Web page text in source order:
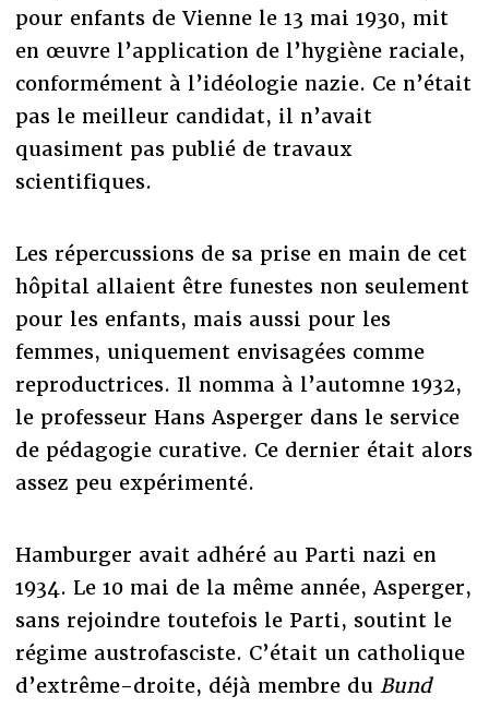
pour enfants de Vienne le 13 mai 1930, mit
en œuvre l’application de l’hygiène raciale,
conformément à l’idéologie nazie. Ce n’était
pas le meilleur candidat, il n’avait
quasiment pas publié de travaux
scientifiques.
Les répercussions de sa prise en main de cet
hôpital allaient être funestes non seulement
pour les enfants, mais aussi pour les
femmes, uniquement envisagées comme
reproductrices. Il nomma à l’automne 1932,
le professeur Hans Asperger dans le service
de pédagogie curative. Ce dernier était alors
assez peu expérimenté.
Hamburger avait adhéré au Parti nazi en
1934. Le 10 mai de la même année, Asperger,
sans rejoindre toutefois le Parti, soutint le
régime austrofasciste. C’était un catholique
d’extrême-droite, déjà membre du Bund